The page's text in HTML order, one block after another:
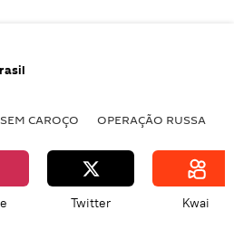
CAROÇO OPERAÇÃO RUSSA
Twitter Kwai